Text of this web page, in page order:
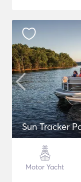
Sun Tracker
Motor Yacht